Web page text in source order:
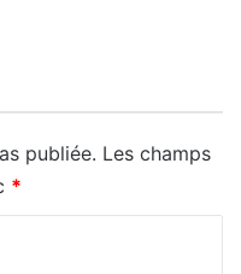
publiée. Les champs
*